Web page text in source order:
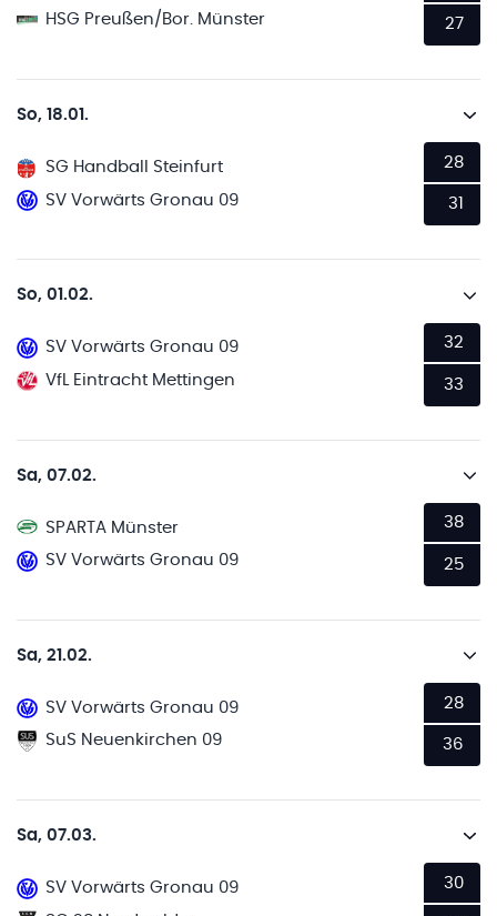
HSG Preußen/Bor. Münster 27
So, 18.01.
SG Handball Steinfurt
SV Vorwärts Gronau 09
28
31
So, 01.02.
SV Vorwärts Gronau 09
VfL Eintracht Mettingen
32
33
Sa, 07.02.
SPARTA Münster
SV Vorwärts Gronau 09
38
25
Sa, 21.02.
SV Vorwärts Gronau 09
SuS Neuenkirchen 09
28
36
Sa, 07.03.
SV Vorwärts Gronau 09
30